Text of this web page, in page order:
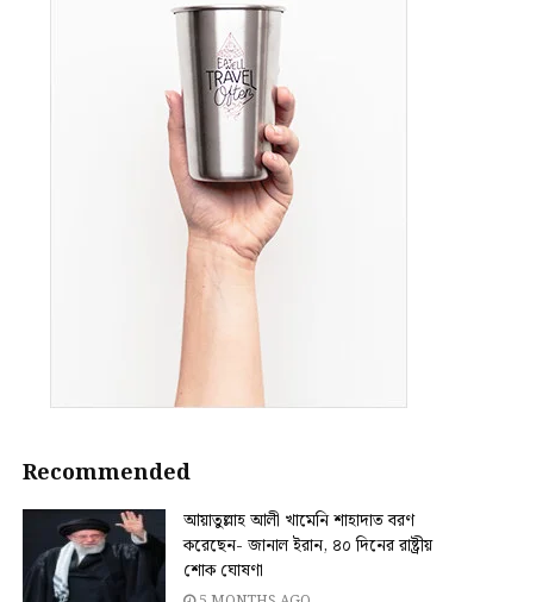
Recommended
আয়াতুল্লাহ আলী খামেনি শাহাদাত বরণ
করেছেন- জানাল ইরান, ৪০ দিনের রাষ্ট্রীয়
শোক ঘোষণা